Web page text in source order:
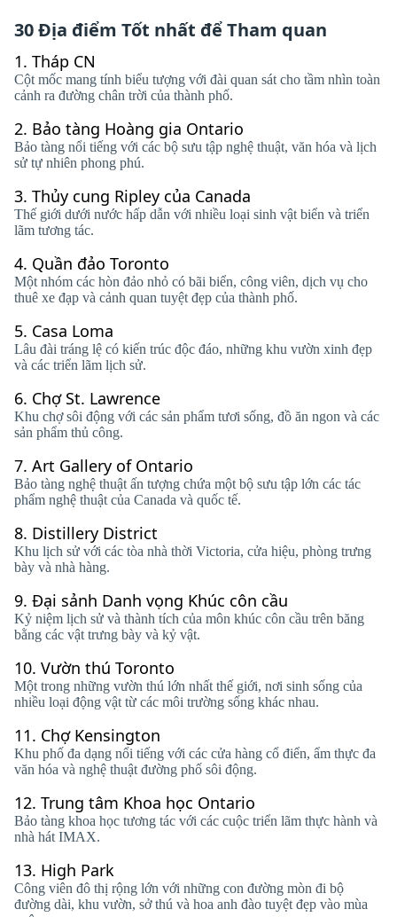
30 Địa điểm Tốt nhất để Tham quan
1. Tháp CN
Cột mốc mang tính biểu tượng với đài quan sát cho tầm nhìn toàn
cảnh ra đường chân trời của thành phố.
2. Bảo tàng Hoàng gia Ontario
Bảo tàng nổi tiếng với các bộ sưu tập nghệ thuật, văn hóa và lịch
sử tự nhiên phong phú.
3. Thủy cung Ripley của Canada
Thế giới dưới nước hấp dẫn với nhiều loại sinh vật biển và triển
lãm tương tác.
4. Quần đảo Toronto
Một nhóm các hòn đảo nhỏ có bãi biển, công viên, dịch vụ cho
thuê xe đạp và cảnh quan tuyệt đẹp của thành phố.
5. Casa Loma
Lâu đài tráng lệ có kiến ​​trúc độc đáo, những khu vườn xinh đẹp
và các triển lãm lịch sử.
6. Chợ St. Lawrence
Khu chợ sôi động với các sản phẩm tươi sống, đồ ăn ngon và các
sản phẩm thủ công.
7. Art Gallery of Ontario
Bảo tàng nghệ thuật ấn tượng chứa một bộ sưu tập lớn các tác
phẩm nghệ thuật của Canada và quốc tế.
8. Distillery District
Khu lịch sử với các tòa nhà thời Victoria, cửa hiệu, phòng trưng
bày và nhà hàng.
9. Đại sảnh Danh vọng Khúc côn cầu
Kỷ niệm lịch sử và thành tích của môn khúc côn cầu trên băng
bằng các vật trưng bày và kỷ vật.
10. Vườn thú Toronto
Một trong những vườn thú lớn nhất thế giới, nơi sinh sống của
nhiều loại động vật từ các môi trường sống khác nhau.
11. Chợ Kensington
Khu phố đa dạng nổi tiếng với các cửa hàng cổ điển, ẩm thực đa
văn hóa và nghệ thuật đường phố sôi động.
12. Trung tâm Khoa học Ontario
Bảo tàng khoa học tương tác với các cuộc triển lãm thực hành và
nhà hát IMAX.
13. High Park
Công viên đô thị rộng lớn với những con đường mòn đi bộ
đường dài, khu vườn, sở thú và hoa anh đào tuyệt đẹp vào mùa